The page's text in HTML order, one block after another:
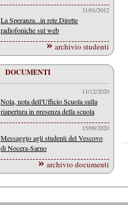
31/01/2012
La Speranza...in rete.Dirette
radiofoniche sul web
archivio studenti
DOCUMENTI
11/12/2020
Nola, nota dell'Ufficio Scuola sulla
riapertura in presenza della scuola
15/09/2020
Messaggio agli studenti del Vescovo
di Nocera-Sarno
archivio documenti